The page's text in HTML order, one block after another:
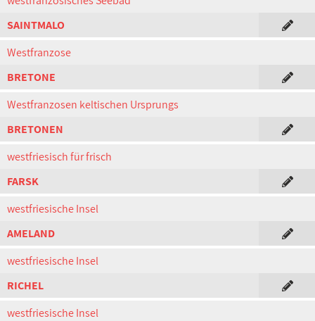
SAINTMALO
Westfranzose
BRETONE
Westfranzosen keltischen Ursprungs
BRETONEN
westfriesisch für frisch
FARSK
westfriesische Insel
AMELAND
westfriesische Insel
RICHEL
westfriesische Insel